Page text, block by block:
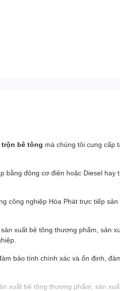
trộn bê tông mà chúng tôi cung cấp
bằng động cơ điện hoặc Diesel hay
công nghiệp Hòa Phát trực tiếp
xuất bê tông thương phẩm, sản
bảo tính chính xác và ổn định,
xuất bê tông thương phẩm, sản